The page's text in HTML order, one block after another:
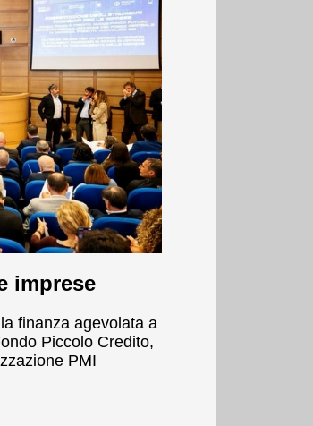
imprese
finanza agevolata a
Piccolo Credito,
PMI